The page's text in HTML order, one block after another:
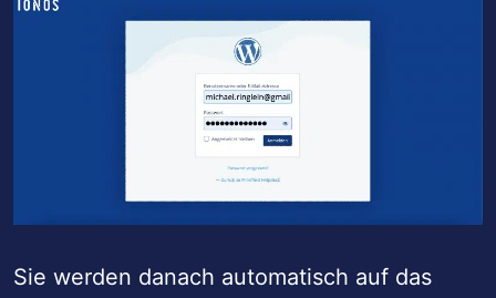
Sie werden danach automatisch auf das